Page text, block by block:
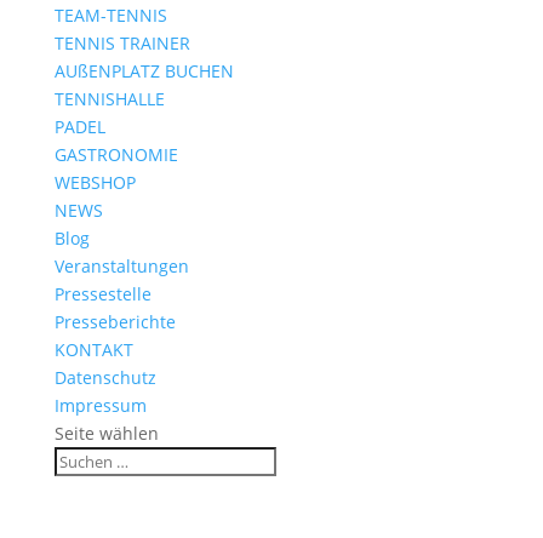
TEAM-TENNIS
TENNIS TRAINER
AUßENPLATZ BUCHEN
TENNISHALLE
PADEL
GASTRONOMIE
WEBSHOP
NEWS
Blog
Veranstaltungen
Pressestelle
Presseberichte
KONTAKT
Datenschutz
Impressum
Seite wählen